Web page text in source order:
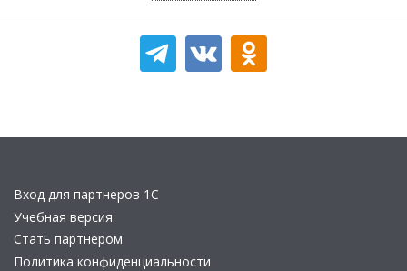
Вход для партнеров 1С
Учебная версия
Стать партнером
Политика конфиденциальности